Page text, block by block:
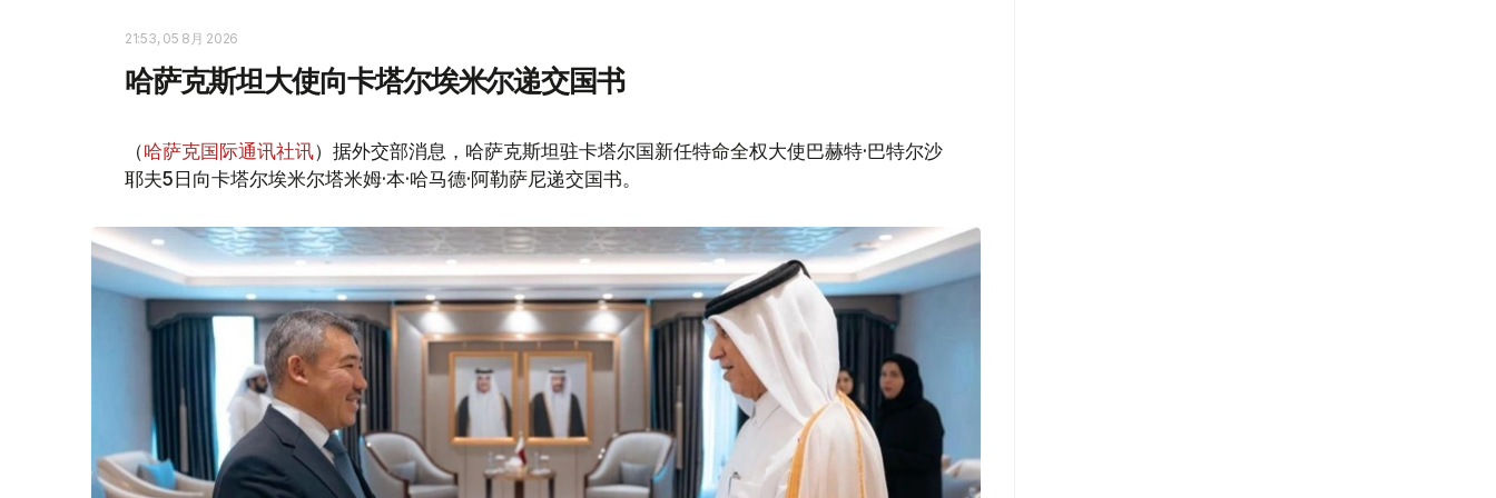
21:53, 05 8月 2026
哈萨克斯坦大使向卡塔尔埃米尔递交国书
（哈萨克国际通讯社讯）据外交部消息，哈萨克斯坦驻卡塔尔国新任特命全权大使巴赫特·巴特尔沙
耶夫5日向卡塔尔埃米尔塔米姆·本·哈马德·阿勒萨尼递交国书。